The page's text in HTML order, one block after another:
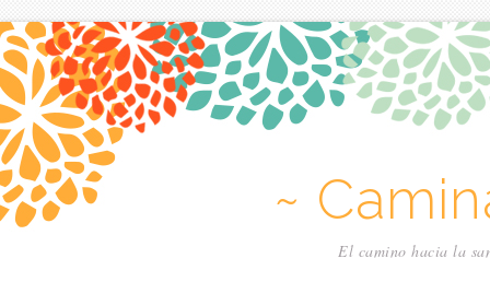
~
El camino hacia la